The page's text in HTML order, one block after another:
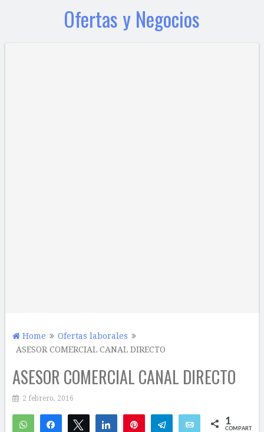
Ofertas y Negocios
Home
Ofertas laborales
ASESOR COMERCIAL CANAL DIRECTO
ASESOR COMERCIAL CANAL DIRECTO
2 febrero, 2016
WhatsAppCompartirTwittear Compartir Telegram Email 1
COMPARTIR